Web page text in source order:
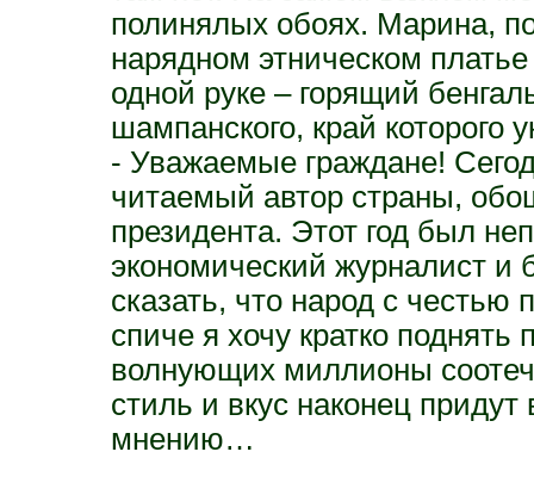
полинялых обоях. Марина,
нарядном этническом
одной руке – горящий
шампанского, край которого
- Уважаемые граждане!
читаемый автор страны,
президента. Этот год был
экономический журналист
сказать, что народ с
спиче я хочу кратко
волнующих миллионы
стиль и вкус наконец
мнению…